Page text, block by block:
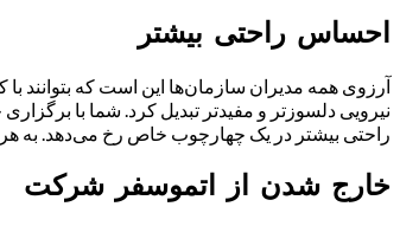
احساس راحتی بیشتر
آرزوی همه مدیران سازمان‌ها این است که بتوانند
نیرویی دلسوزتر و مفیدتر تبدیل کرد. شما با
راحتی بیشتر در یک چهارچوب خاص رخ می‌دهد. به هر
خارج شدن از اتموسفر شرکت